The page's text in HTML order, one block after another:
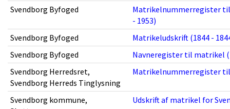
Svendborg Byfoged
Matrikelnummerregister
- 1953)
Svendborg Byfoged
Matrikeludskrift (1844 -
Svendborg Byfoged
Navneregister til matrikel
Svendborg Herredsret,
Svendborg Herreds Tinglysning
Matrikelnummerregister til
Svendborg kommune,
Udskrift af matrikel for